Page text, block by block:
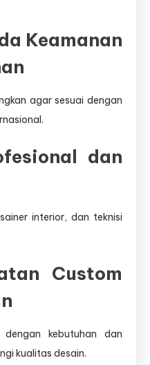
Keamanan
agar sesuai dengan
dan
interior, dan teknisi
Custom
kebutuhan dan
kualitas desain.